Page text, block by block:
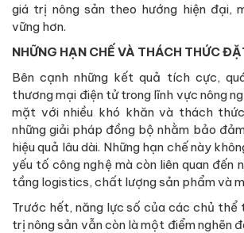
giá trị nông sản theo hướng hiện đại,
vững hơn.
NHỮNG HẠN CHẾ VÀ THÁCH THỨC
Bên cạnh những kết quả tích cực,
thương mại điện tử trong lĩnh vực nông
mặt với nhiều khó khăn và thách
những giải pháp đồng bộ nhằm bảo
hiệu quả lâu dài. Những hạn chế này
yếu tố công nghệ mà còn liên quan đến
tầng logistics, chất lượng sản phẩm và
Trước hết, năng lực số của các chủ thể
trị nông sản vẫn còn là một điểm nghẽn